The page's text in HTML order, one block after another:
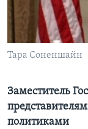
Learning English
СОЦИАЛЬНЫЕ СЕТИ
Языки
Тара Соненшайн
Заместитель
политиками